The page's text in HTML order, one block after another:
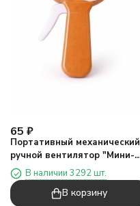
65 ₽
Портативный механический
ручной вентилятор "Мини-
мишка" (14,5х7,5х4 см)
В наличии 3292 шт.
В корзину